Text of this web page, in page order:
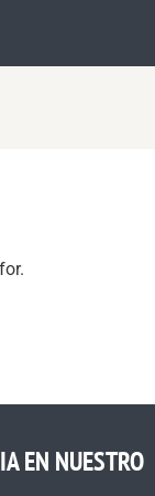
EN NUESTRO